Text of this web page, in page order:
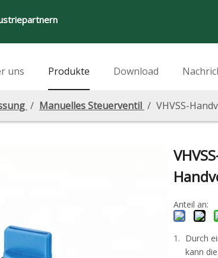
uns Produkte Download
/ Manuelles Steuerventil / VHVSS-
Anteil an:
Durch
kann